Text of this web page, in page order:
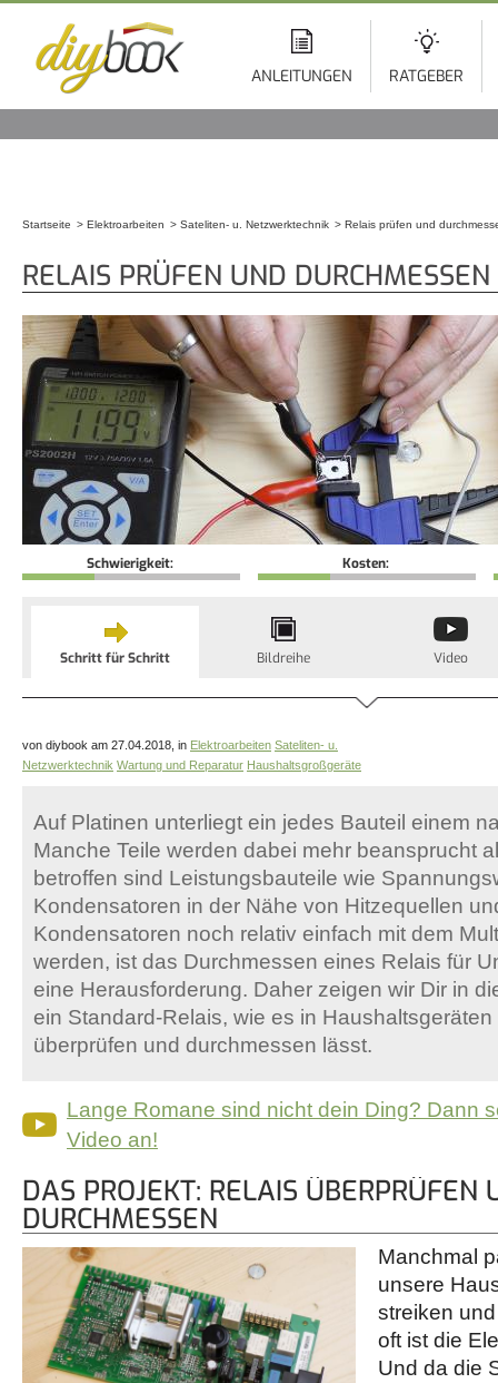
ANLEITUNGEN RATGEBER
Startseite Elektroarbeiten Sateliten- u. Netzwerktechnik Relais prüfen und
RELAIS PRÜFEN UND DURCHMESSEN
Schwierigkeit: Kosten:
Schritt für Schritt Bildreihe Video
von diybook am 27.04.2018, in Elektroarbeiten Sateliten- u.
Netzwerktechnik Wartung und Reparatur Haushaltsgroßgeräte
Auf Platinen unterliegt ein jedes Bauteil einem
Manche Teile werden dabei mehr beansprucht
betroffen sind Leistungsbauteile wie
Kondensatoren in der Nähe von Hitzequellen
Kondensatoren noch relativ einfach mit dem
werden, ist das Durchmessen eines Relais für
eine Herausforderung. Daher zeigen wir Dir in
ein Standard-Relais, wie es in
überprüfen und durchmessen lässt.
Lange Romane sind nicht dein Ding? Dann
Video an!
DAS PROJEKT: RELAIS ÜBERPRÜFEN
DURCHMESSEN
Manchmal
unsere
streiken
oft ist die
Und da die